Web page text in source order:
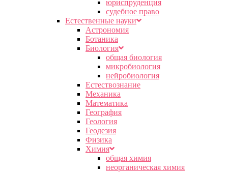
юриспруденция
судебное право
Естественные науки
Астрономия
Ботаника
Биология
общая биология
микробиология
нейробиология
Естествознание
Механика
Математика
География
Геология
Геодезия
Физика
Химия
общая химия
неорганическая химия